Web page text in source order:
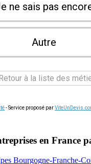
ne sais pas
Autre
Retour à la liste des
- Service proposé par
en France
Bourgogne-Franche-